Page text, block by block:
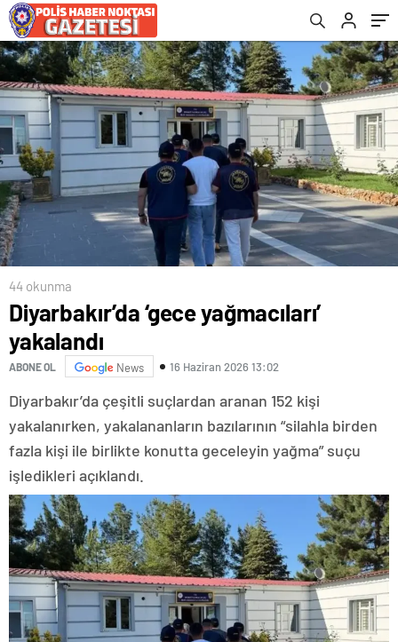
44 okunma
Diyarbakır’da ‘gece yağmacıları’
yakalandı
ABONE OL News 16 Haziran 2026 13:02
Diyarbakır’da çeşitli suçlardan aranan 152 kişi
yakalanırken, yakalananların bazılarının “silahla birden
fazla kişi ile birlikte konutta geceleyin yağma” suçu
işledikleri açıklandı.